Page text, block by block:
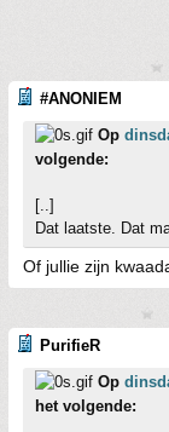
#ANONIEM
Op
volgende:
[..]
Dat laatste. Dat
Of jullie zijn
PurifieR
Op
het volgende: